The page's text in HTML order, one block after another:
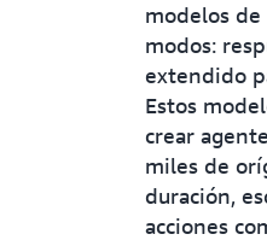
modelos
modos:
extendido
Estos
crear
miles de
duración,
acciones